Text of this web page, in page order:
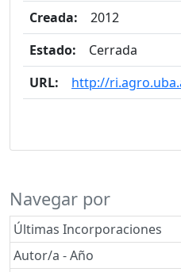
Creada:
2012
Estado:
Cerrada
URL:
http://
Navegar por
Últimas Incorporaciones
Autor/a - Año